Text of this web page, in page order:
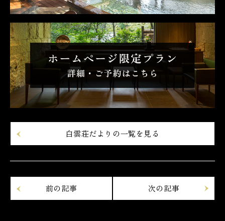
白雲荘だよりの一覧を見る